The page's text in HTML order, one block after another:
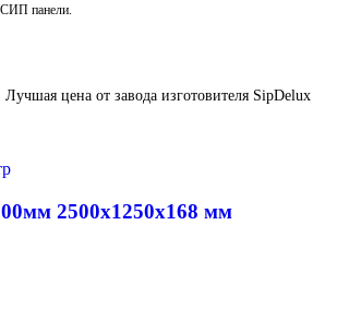
панели.
цена от завода изготовителя SipDelux
2500x1250x168 мм